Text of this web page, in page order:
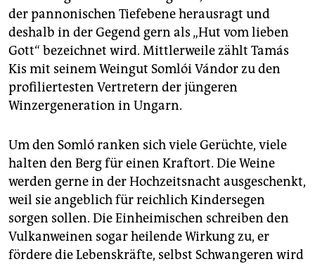
der pannonischen Tiefebene herausragt und
deshalb in der Gegend gern als „Hut vom lieben
Gott“ bezeichnet wird. Mittlerweile zählt Tamás
Kis mit seinem Weingut Somlói Vándor zu den
profiliertesten Vertretern der jüngeren
Winzergeneration in Ungarn.
Um den Somló ranken sich viele Gerüchte, viele
halten den Berg für einen Kraftort. Die Weine
werden gerne in der Hochzeitsnacht ausgeschenkt,
weil sie angeblich für reichlich Kindersegen
sorgen sollen. Die Einheimischen schreiben den
Vulkanweinen sogar heilende Wirkung zu, er
fördere die Lebenskräfte, selbst Schwangeren wird